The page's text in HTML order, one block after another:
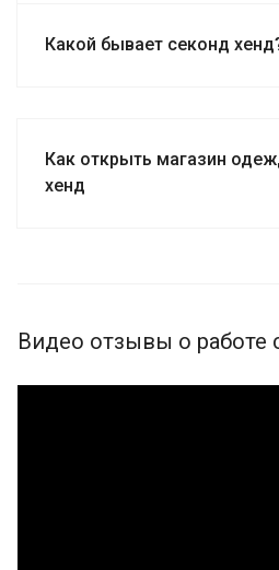
Какой бывает секонд
Как открыть магазин
хенд
Видео отзывы о работе